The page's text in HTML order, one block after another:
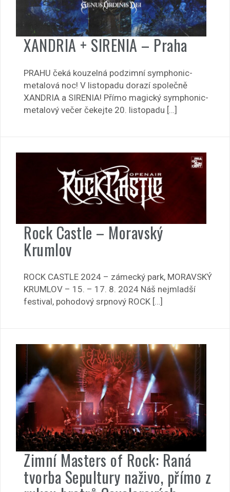
XANDRIA + SIRENIA – Praha
PRAHU čeká kouzelná podzimní symphonic-
metalová noc! V listopadu dorazí společně
XANDRIA a SIRENIA! Přímo magický symphonic-
metalový večer čekejte 20. listopadu […]
Rock Castle – Moravský
Krumlov
ROCK CASTLE 2024 – zámecký park, MORAVSKÝ
KRUMLOV – 15. – 17. 8. 2024 Náš nejmladší
festival, pohodový srpnový ROCK […]
Zimní Masters of Rock: Raná
tvorba Sepultury naživo, přímo z